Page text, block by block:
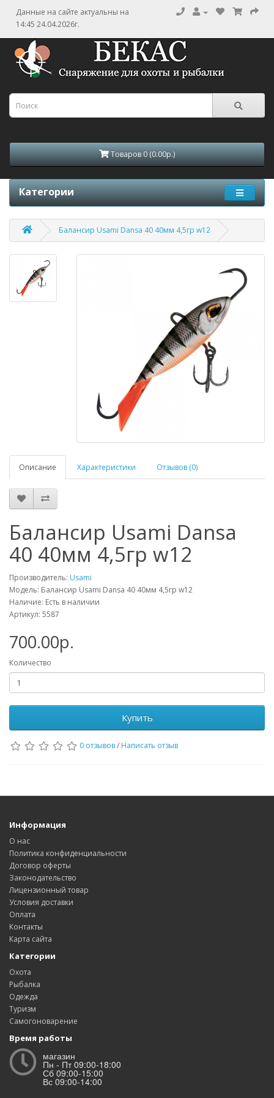
Данные на сайте актуальны на
14:45 24.04.2026г.
Товаров 0 (0.00р.)
Категории
Балансир Usami Dansa 40 40мм 4,5гр w12
Описание Характеристики Отзывов (0)
Балансир Usami Dansa
40 40мм 4,5гр w12
Производитель: Usami
Модель: Балансир Usami Dansa 40 40мм 4,5гр w12
Наличие: Есть в наличии
Артикул: 5587
700.00р.
Количество
Купить
0 отзывов/ Написать отзыв
Информация
О нас
Политика конфиденциальности
Договор оферты
Законодательство
Лицензионный товар
Условия доставки
Оплата
Контакты
Карта сайта
Категории
Охота
Рыбалка
Одежда
Туризм
Самогоноварение
Время работы
магазин
Пн - Пт 09:00-18:00
Сб 09:00-15:00
Вс 09:00-14:00